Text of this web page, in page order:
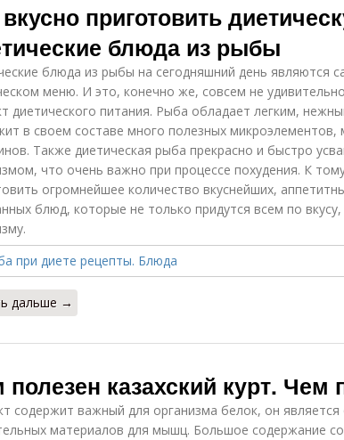
приготовить
блюда из рыбы
блюда из рыбы на сегодняшний день являются
меню. И это, конечно же, совсем не
диетического питания. Рыба обладает легким,
в своем составе много полезных микроэлементов,
Также диетическая рыба прекрасно и быстро
что очень важно при процессе похудения. К
огромнейшее количество вкуснейших,
блюд, которые не только придутся всем по
дальше →
казахский курт. Чем
содержит важный для организма белок, он является
материалов для мышц. Большое содержание